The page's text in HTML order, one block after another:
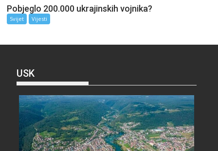
Pobjeglo 200.000 ukrajinskih vojnika?
Svijet Vijesti
USK